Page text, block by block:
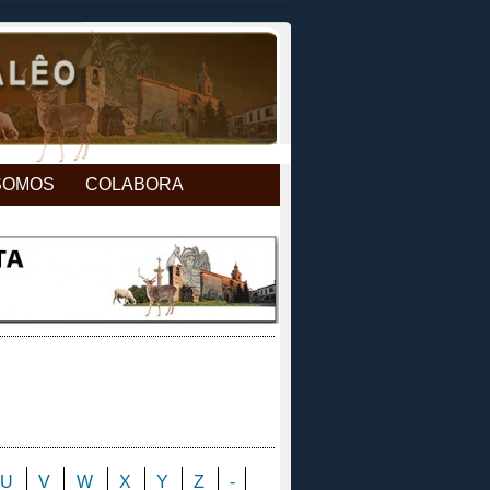
COLABORA
U V W X Y Z -